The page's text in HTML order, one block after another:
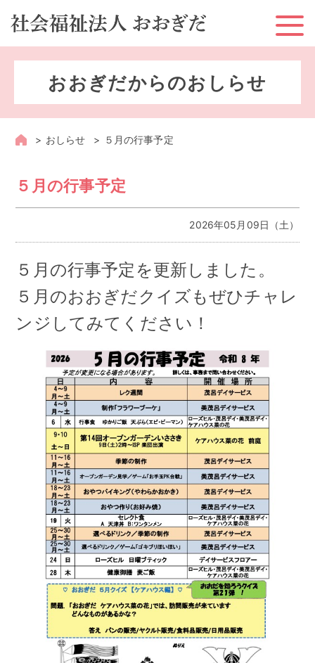
おおぎだからのおしらせ
おしらせ ５月の行事予定
５月の行事予定
2026年05月09日（土）
５月の行事予定を更新しました。
５月のおおぎだクイズもぜひチャレ
ンジしてみてください！
ホーム
お知らせ
採用情報
情報公開
アクセス
お問い合わせ